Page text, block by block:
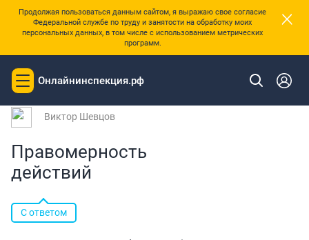
Продолжая пользоваться данным сайтом, я выражаю свое согласие
Федеральной службе по труду и занятости на обработку моих
персональных данных, в том числе с использованием метрических
программ.
×
Toggle
navigation
Онлайнинспекция.рф
Главная
Виктор Шевцов
Правомерность
действий
С ответом